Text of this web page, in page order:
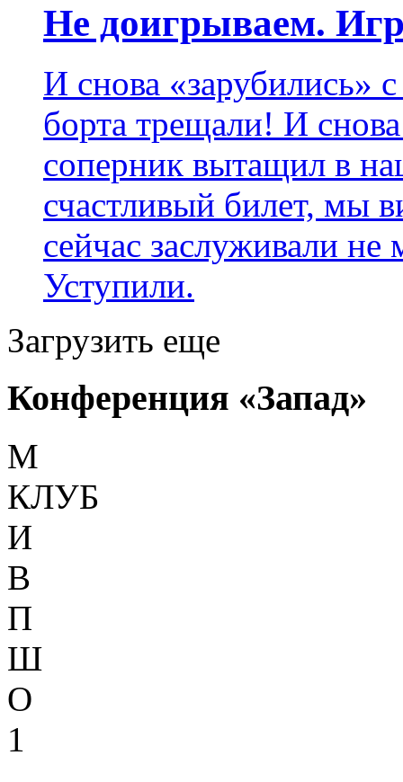
Не доигрываем.
И снова «зарубились»
борта трещали! И
соперник вытащил в
счастливый билет, мы
сейчас заслуживали
Уступили.
Загрузить еще
Конференция «Запад»
М
КЛУБ
И
В
П
Ш
О
1